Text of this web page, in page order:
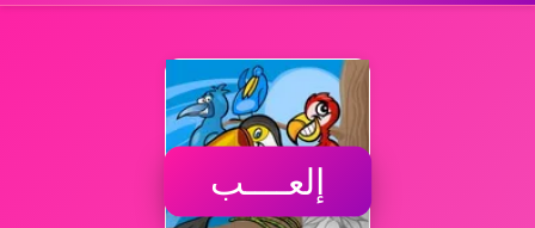
إلعــــب